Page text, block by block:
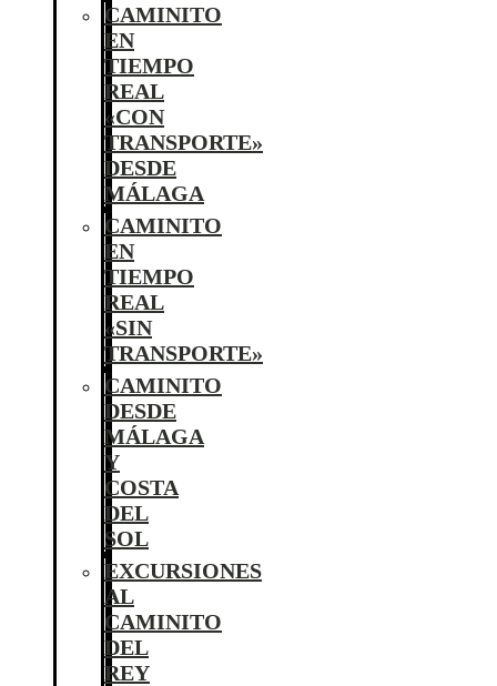
CAMINITO
EN
TIEMPO
REAL
«CON
TRANSPORTE»
DESDE
MÁLAGA
CAMINITO
EN
TIEMPO
REAL
«SIN
TRANSPORTE»
CAMINITO
DESDE
MÁLAGA
Y
COSTA
DEL
SOL
EXCURSIONES
AL
CAMINITO
DEL
REY